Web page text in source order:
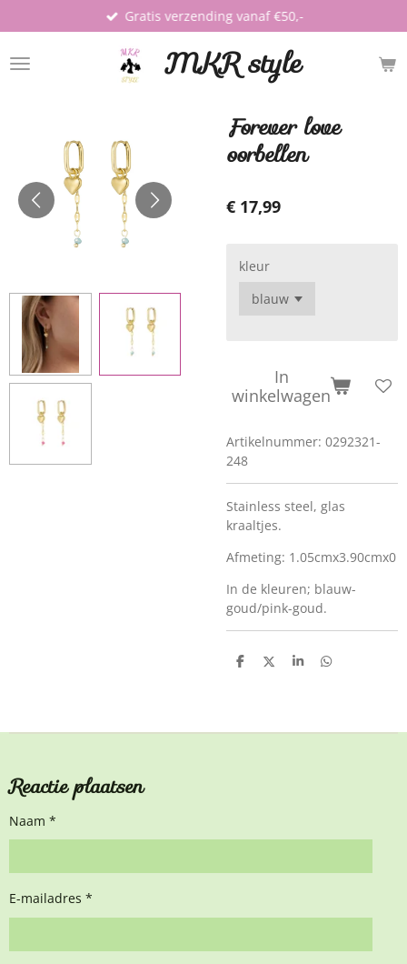
direct
naar
de
MKR style
Gratis verzending vanaf €50,-
Forever love
oorbellen
€ 17,99
kleur
In
winkelwagen
Artikelnummer: 0292321-
248
Stainless steel, glas
kraaltjes.
Afmeting: 1.05cmx3.90cmx0
In de kleuren; blauw-
goud/pink-goud.
D
D
S
D
Reactie plaatsen
Naam *
E-mailadres *